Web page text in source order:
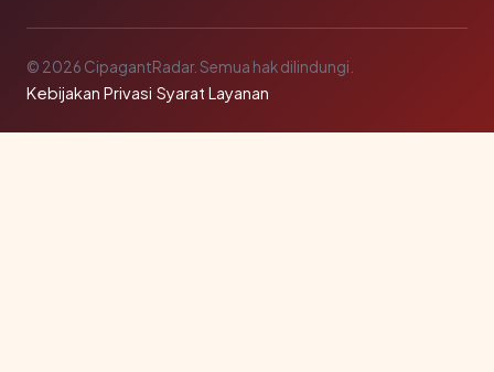
© 2026 CipagantRadar. Semua hak dilindungi.
Kebijakan Privasi·Syarat Layanan